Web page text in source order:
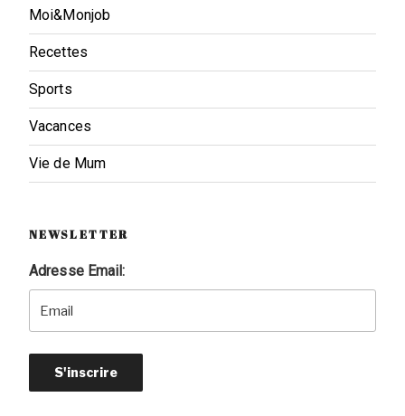
Moi&Monjob
Recettes
Sports
Vacances
Vie de Mum
NEWSLETTER
Adresse Email: